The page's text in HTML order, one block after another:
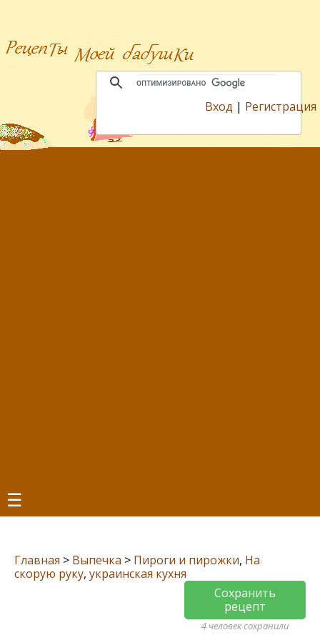
Вход | Регистрация
☰
Главная > Выпечка > Пироги и пирожки, На
скорую руку, украинская кухня
Сохранить
рецепт
4 человек сохранили